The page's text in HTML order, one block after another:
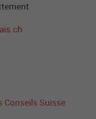
Conseils Suisse